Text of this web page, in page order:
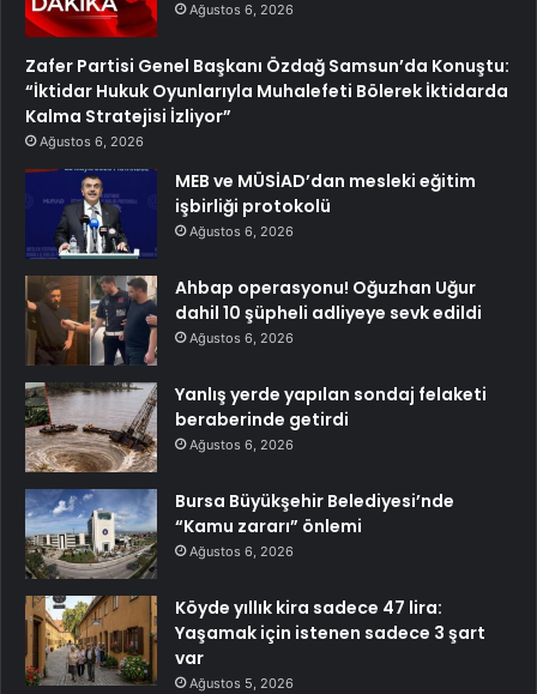
Ağustos 6, 2026
Zafer Partisi Genel Başkanı Özdağ Samsun’da Konuştu:
“İktidar Hukuk Oyunlarıyla Muhalefeti Bölerek İktidarda
Kalma Stratejisi İzliyor”
Ağustos 6, 2026
MEB ve MÜSİAD’dan mesleki eğitim
işbirliği protokolü
Ağustos 6, 2026
Ahbap operasyonu! Oğuzhan Uğur
dahil 10 şüpheli adliyeye sevk edildi
Ağustos 6, 2026
Yanlış yerde yapılan sondaj felaketi
beraberinde getirdi
Ağustos 6, 2026
Bursa Büyükşehir Belediyesi’nde
“Kamu zararı” önlemi
Ağustos 6, 2026
Köyde yıllık kira sadece 47 lira:
Yaşamak için istenen sadece 3 şart
var
Ağustos 5, 2026